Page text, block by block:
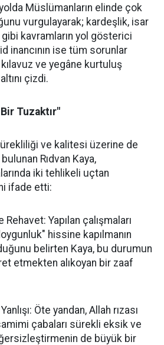
Müslümanların elinde çok
vurgulayarak; kardeşlik, isar
kavramların yol gösterici
inancının ise tüm sorunlar
kılavuz ve yegâne kurtuluş
çizdi.
Tuzaktır"
ve kalitesi üzerine de
Rıdvan Kaya,
iki tehlikeli uçtan
ifade etti:
Yapılan çalışmaları
hissine kapılmanın
belirten Kaya, bu durumun
etmekten alıkoyan bir zaaf
Öte yandan, Allah rızası
çabaları sürekli eksik ve
de büyük bir